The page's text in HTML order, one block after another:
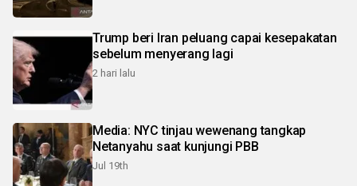
Trump beri Iran peluang capai kesepakatan
sebelum menyerang lagi
2 hari lalu
Media: NYC tinjau wewenang tangkap
Netanyahu saat kunjungi PBB
Jul 19th